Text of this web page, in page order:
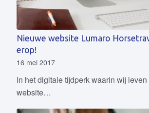
Nieuwe website Lumaro
erop!
16 mei 2017
In het digitale tijdperk waarin wij
website…